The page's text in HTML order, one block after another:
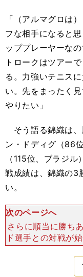
「（アルマグロは
フな相手になると
ッププレーヤーな
トロークはツアー
る。力強いテニス
い。先をまったく
やりたい」
そう語る錦織は、
ン・ドディグ（86
（115位、ブラジ
戦成績は、錦織の3
い。
次のページへ
さらに順当に勝ち
ド選手との対戦が
ドのサンチアゴ・
との対戦が予想